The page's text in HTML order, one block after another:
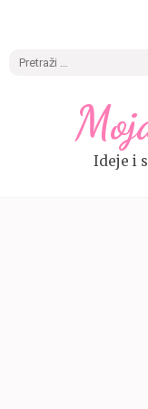
Ideje i